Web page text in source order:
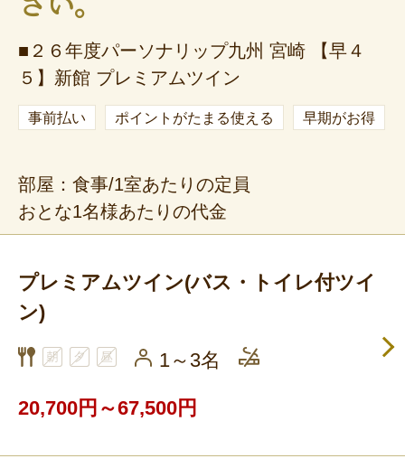
■２６年度パーソナリップ九州 宮崎 【早４
５】新館 プレミアムツイン
事前払い ポイントがたまる使える 早期がお得
部屋：食事/1室あたりの定員
おとな1名様あたりの代金
プレミアムツイン(バス・トイレ付ツイ
ン)
1～3名
20,700円～67,500円